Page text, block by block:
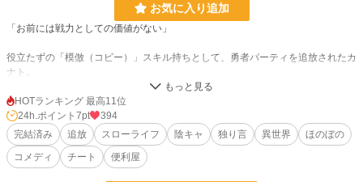
お気に入り追加
「お前には戦力としての価値がない」
役立たずの「模倣（コピー）」スキル持ちとして、勇者パーティを追放されたカ
ナト。
彼の望みはただ一つ。誰もいない場所で、静かに、誰にも邪魔されず暮らすこ
と。
だが、彼が授かった真のスキルには、あまりに皮肉な条件があった。
【発動条件：誰も見ていないこと】
HOTランキング 最高11位
24h.ポイント 7pt
394
完結済み
追放 スローライフ 陰キャ 独り言 異世界
ほのぼの
コメディ
チート 便利屋